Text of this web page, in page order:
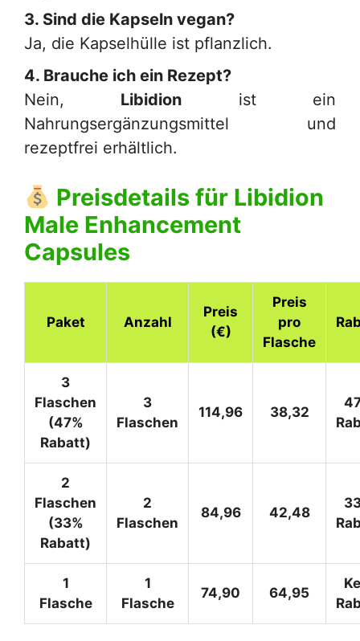
3. Sind die Kapseln vegan?
Ja, die Kapselhülle ist pflanzlich.
4. Brauche ich ein Rezept?
Nein, Libidion ist ein
Nahrungsergänzungsmittel und
rezeptfrei erhältlich.
Preisdetails für Libidion
Male Enhancement
Capsules
Paket Anzahl
Preis
(€)
Preis
pro
Flasche
3
Flaschen
(47%
Rabatt)
3
Flaschen
114,96 38,32
2
Flaschen
(33%
Rabatt)
2
Flaschen
84,96 42,48
1
Flasche
1
Flasche
74,90 64,95